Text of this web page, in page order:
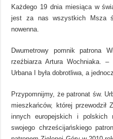
Każdego 19 dnia miesiąca w
jest za nas wszystkich Msza
nowenna.
Dwumetrowy pomnik patrona
rzeźbiarza Artura Wochniaka.
Urbana I była dobrotliwa, a
Przypomnijmy, że patronat św.
mieszkańców, której przewodził
innych europejskich i polskich
swojego chrześcijańskiego